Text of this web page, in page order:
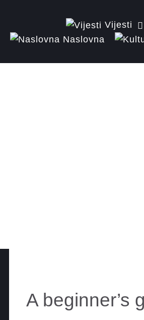
Vijesti
Naslovna
A beginner’s